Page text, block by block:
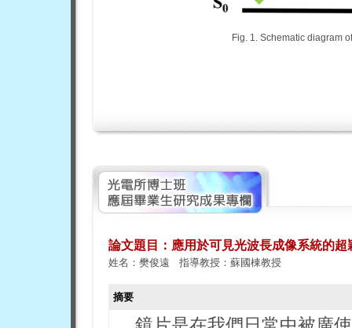
Fig. 1. Schematic diagram
論文題目：應用於可見光波長成像系統的超
姓名：樊俊遠 指導教授：蘇國棟教授
摘要